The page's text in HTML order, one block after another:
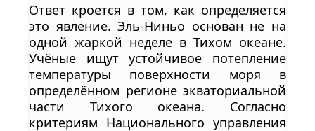
Ответ кроется в том, как определяется
это явление. Эль-Ниньо основан не на
одной жаркой неделе в Тихом океане.
Учёные ищут устойчивое потепление
температуры поверхности моря в
определённом регионе экваториальной
части Тихого океана. Согласно
критериям Национального управления